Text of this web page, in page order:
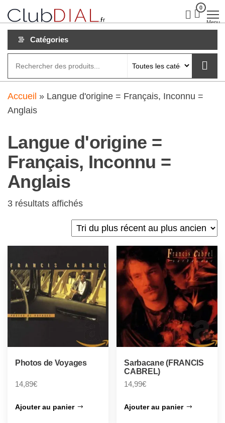
Aller
au
contenu
clubdial.fr
0
Menu
Catégories
Accueil » Langue d'origine = Français, Inconnu =
Anglais
Langue d'origine =
Français, Inconnu =
Anglais
3 résultats affichés
Photos de Voyages
14,89€
Ajouter au panier
Sarbacane (FRANCIS
CABREL)
14,99€
Ajouter au panier